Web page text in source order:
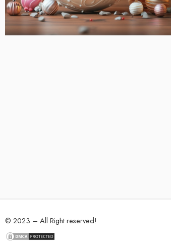
© 2023 – All Right reserved!